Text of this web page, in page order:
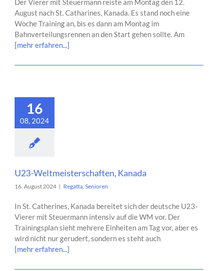
Der Vierer mit Steuermann reiste am Montag den 12.
August nach St. Catharines, Kanada. Es stand noch eine
Woche Training an, bis es dann am Montag im
Bahnverteilungsrennen an den Start gehen sollte. Am
[mehr erfahren...]
16
08, 2024
U23-Weltmeisterschaften, Kanada
16. August 2024 | Regatta Senioren
In St. Catherines, Kanada bereitet sich der deutsche U23-
Vierer mit Steuermann intensiv auf die WM vor. Der
Trainingsplan sieht mehrere Einheiten am Tag vor, aber es
wird nicht nur gerudert, sondern es steht auch
[mehr erfahren...]